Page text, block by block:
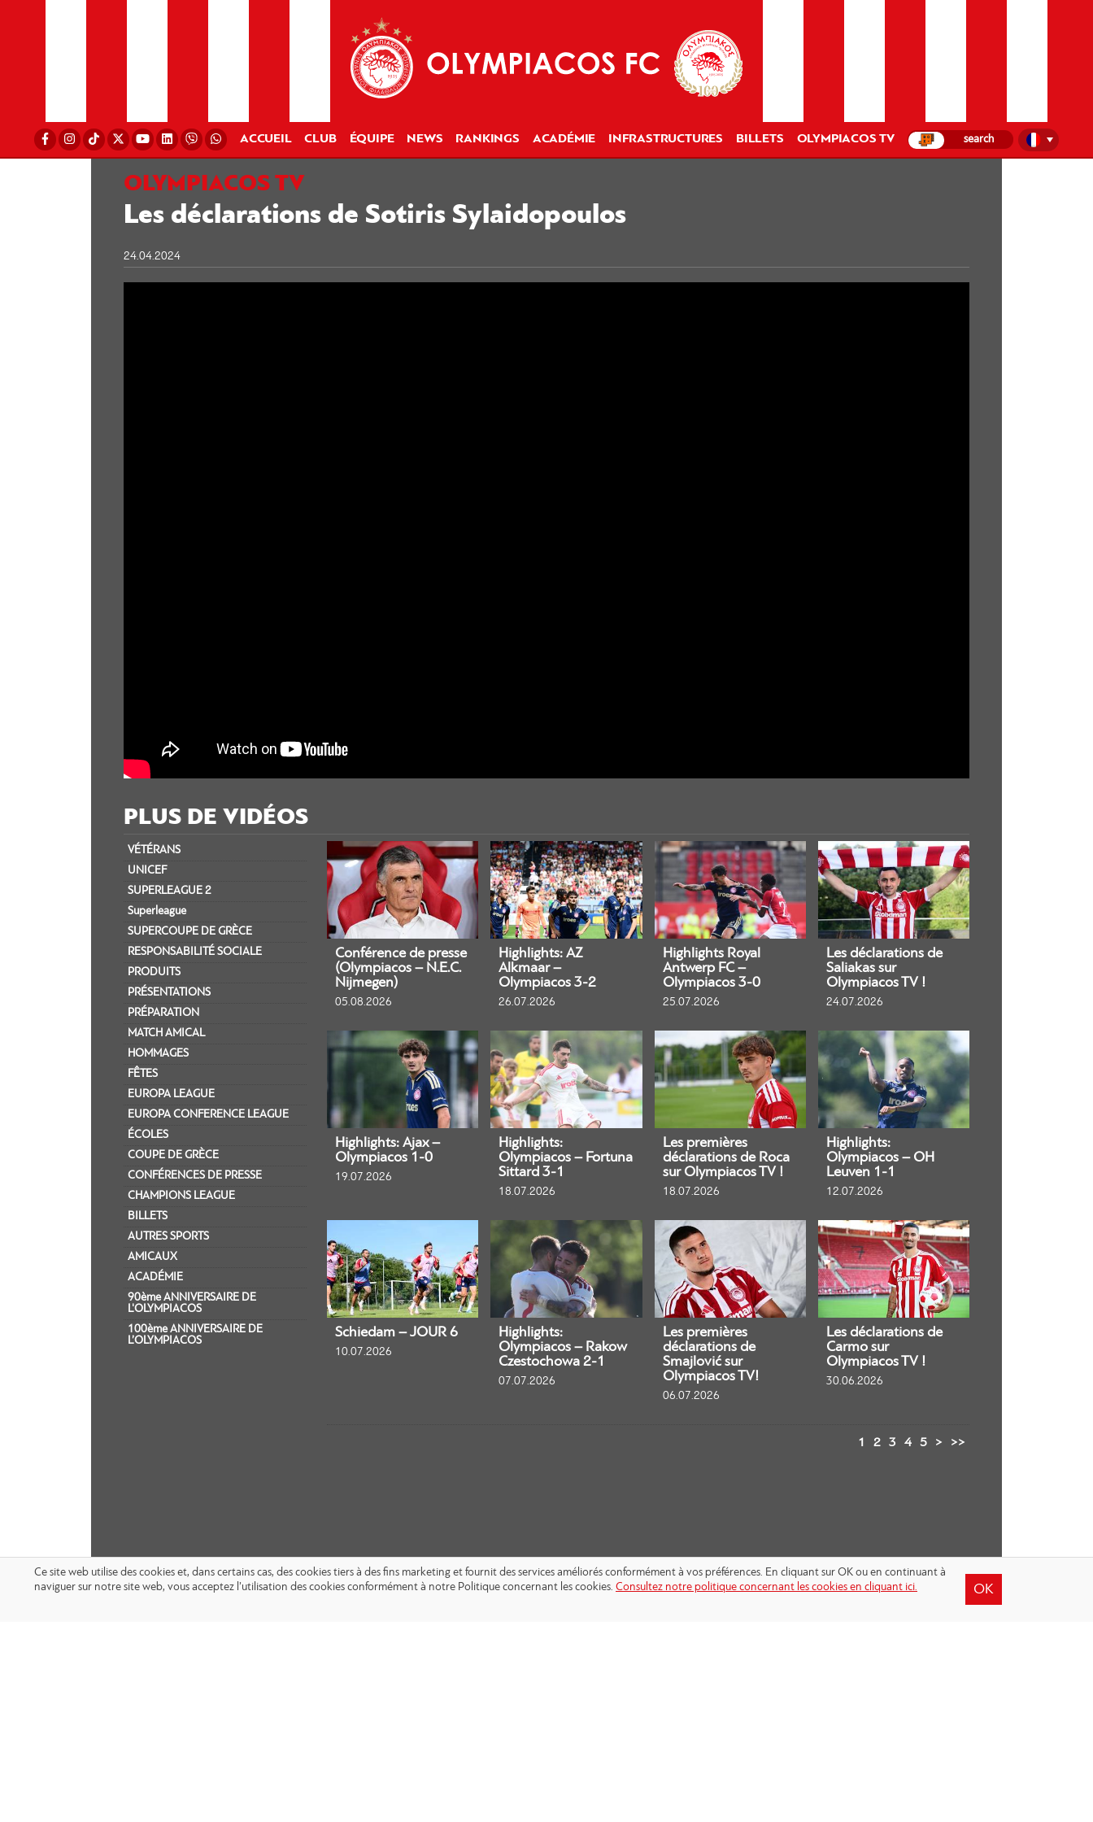
ACCUEIL CLUB ÉQUIPE NEWS RANKINGS ACADÉMIE INFRASTRUCTURES BILLETS OLYMPIACOS TV
OLYMPIACOS TV
Les déclarations de Sotiris Sylaidopoulos
24.04.2024
PLUS DE VIDÉOS
VÉTÉRANS
UNICEF
SUPERLEAGUE 2
Superleague
SUPERCOUPE DE GRÈCE
RESPONSABILITÉ SOCIALE
PRODUITS
PRÉSENTATIONS
PRÉPARATION
MATCH AMICAL
HOMMAGES
FÊTES
EUROPA LEAGUE
EUROPA CONFERENCE LEAGUE
ÉCOLES
COUPE DE GRÈCE
CONFÉRENCES DE PRESSE
CHAMPIONS LEAGUE
BILLETS
AUTRES SPORTS
AMICAUX
ACADÉMIE
90ème ANNIVERSAIRE DE
L'OLYMPIACOS
100ème ANNIVERSAIRE DE
L’OLYMPIACOS
Conférence de presse
(Olympiacos – N.E.C.
Nijmegen)
05.08.2026
Highlights: AZ
Alkmaar –
Olympiacos 3-2
26.07.2026
Highlights Royal
Antwerp FC –
Olympiacos 3-0
25.07.2026
Les déclarations de
Saliakas sur
Olympiacos TV !
24.07.2026
Highlights: Ajax –
Olympiacos 1-0
19.07.2026
Highlights:
Olympiacos – Fortuna
Sittard 3-1
18.07.2026
Les premières
déclarations de Roca
sur Olympiacos TV !
18.07.2026
Highlights:
Olympiacos – OH
Leuven 1-1
12.07.2026
Schiedam – JOUR 6
10.07.2026
Highlights:
Olympiacos – Rakow
Czestochowa 2-1
07.07.2026
Les premières
déclarations de
Smajlović sur
Olympiacos TV!
06.07.2026
Les déclarations de
Carmo sur
Olympiacos TV !
30.06.2026
1 2 3 4 5 > >>
Ce site web utilise des cookies et, dans certains cas, des cookies tiers à des fins marketing et fournit des services améliorés conformément à vos préférences. En cliquant sur OK ou en continuant à
naviguer sur notre site web, vous acceptez l’utilisation des cookies conformément à notre Politique concernant les cookies. Consultez notre politique concernant les cookies en cliquant ici. OK